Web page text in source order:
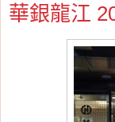
華銀龍江